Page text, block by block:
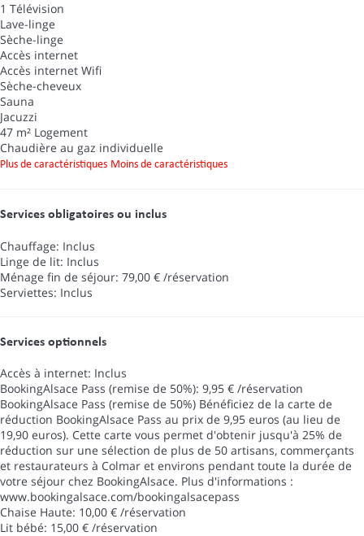
1 Télévision
Lave-linge
Sèche-linge
Accès internet
Accès internet Wifi
Sèche-cheveux
Sauna
Jacuzzi
47 m² Logement
Chaudière au gaz individuelle
Plus de caractéristiques Moins de caractéristiques
Services obligatoires ou inclus
Chauffage: Inclus
Linge de lit: Inclus
Ménage fin de séjour: 79,00 € /réservation
Serviettes: Inclus
Services optionnels
Accès à internet: Inclus
BookingAlsace Pass (remise de 50%): 9,95 € /réservation
BookingAlsace Pass (remise de 50%) Bénéficiez de la carte de
réduction BookingAlsace Pass au prix de 9,95 euros (au lieu de
19,90 euros). Cette carte vous permet d'obtenir jusqu'à 25% de
réduction sur une sélection de plus de 50 artisans, commerçants
et restaurateurs à Colmar et environs pendant toute la durée de
votre séjour chez BookingAlsace. Plus d'informations :
www.bookingalsace.com/bookingalsacepass
Chaise Haute: 10,00 € /réservation
Lit bébé: 15,00 € /réservation